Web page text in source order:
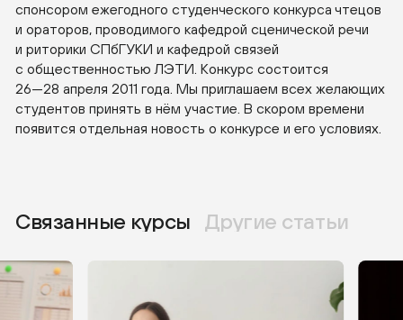
спонсором ежегодного студенческого конкурса чтецов
и ораторов, проводимого кафедрой сценической речи
и риторики СПбГУКИ и кафедрой связей
с общественностью ЛЭТИ. Конкурс состоится
26—28 апреля 2011 года. Мы приглашаем всех желающих
студентов принять в нём участие. В скором времени
появится отдельная новость о конкурсе и его условиях.
Связанные курсы Другие статьи